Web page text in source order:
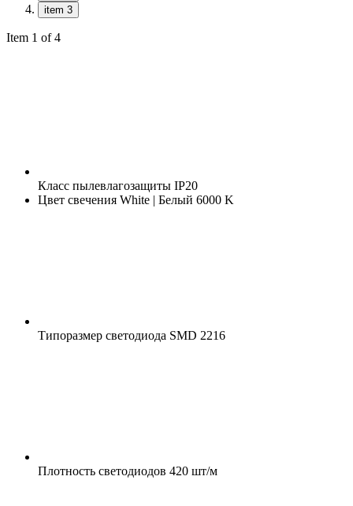
item 3
Item 1 of 4
Класс пылевлагозащиты IP20
Цвет свечения White | Белый 6000 K
Типоразмер светодиода SMD 2216
Плотность светодиодов 420 шт/м